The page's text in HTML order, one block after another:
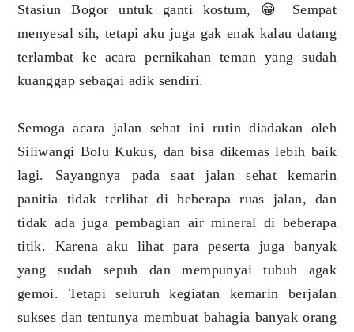
Stasiun Bogor untuk ganti kostum, 😁 Sempat
menyesal sih, tetapi aku juga gak enak kalau datang
terlambat ke acara pernikahan teman yang sudah
kuanggap sebagai adik sendiri.
Semoga acara jalan sehat ini rutin diadakan oleh
Siliwangi Bolu Kukus, dan bisa dikemas lebih baik
lagi. Sayangnya pada saat jalan sehat kemarin
panitia tidak terlihat di beberapa ruas jalan, dan
tidak ada juga pembagian air mineral di beberapa
titik. Karena aku lihat para peserta juga banyak
yang sudah sepuh dan mempunyai tubuh agak
gemoi. Tetapi seluruh kegiatan kemarin berjalan
sukses dan tentunya membuat bahagia banyak orang